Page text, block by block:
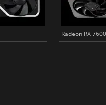
Radeon RX 7600